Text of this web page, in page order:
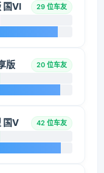
国VI 29 位车友
版 20 位车友
国V 42 位车友